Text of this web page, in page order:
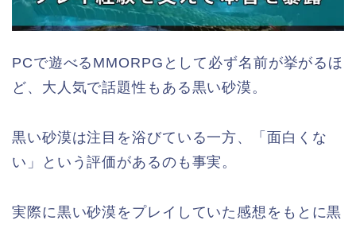
PCで遊べるMMORPGとして必ず名前が挙がるほ
ど、大人気で話題性もある黒い砂漠。
黒い砂漠は注目を浴びている一方、「面白くな
い」という評価があるのも事実。
実際に黒い砂漠をプレイしていた感想をもとに黒